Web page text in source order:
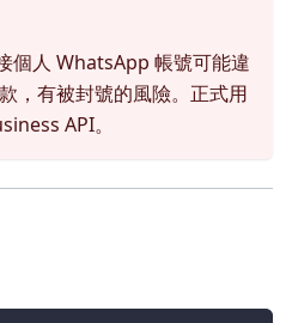
個人 WhatsApp 帳號可能違
，有被封號的風險。正式用
API。